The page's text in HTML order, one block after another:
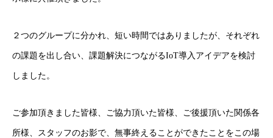
２つのグループに分かれ、短い時間ではありましたが、それぞれ
の課題を出し合い、課題解決につながるIoT導入アイデアを検討
しました。
ご参加頂きました皆様、ご協力頂いた皆様、ご後援頂いた関係各
所様、スタッフのお影で、無事終えることができたことをこの場